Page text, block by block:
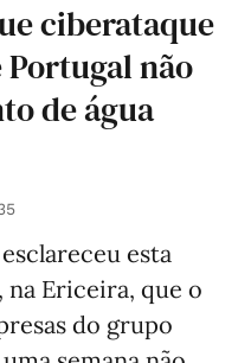
ciberataque
Portugal não
de água
esta
na Ericeira, que o
do grupo